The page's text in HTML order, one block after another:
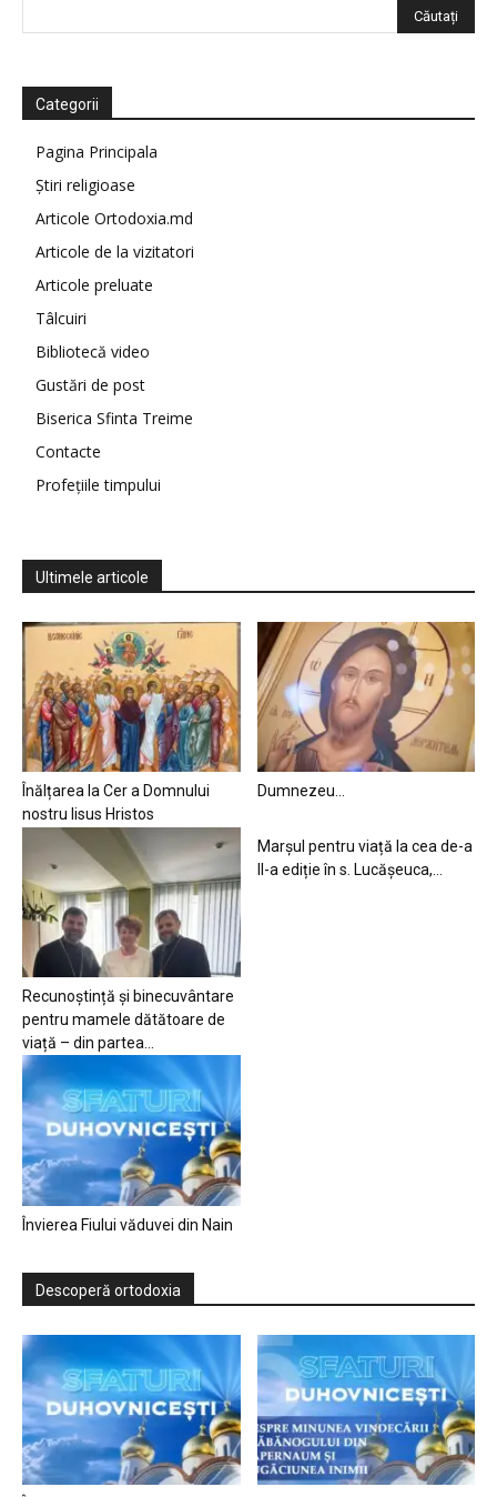
Categorii
Pagina Principala
Știri religioase
Articole Ortodoxia.md
Articole de la vizitatori
Articole preluate
Tâlcuiri
Bibliotecă video
Gustări de post
Biserica Sfinta Treime
Contacte
Profețiile timpului
Ultimele articole
Înălțarea la Cer a Domnului
nostru Iisus Hristos
Dumnezeu…
Recunoștință și binecuvântare
pentru mamele dătătoare de
viață – din partea...
Marșul pentru viață la cea de-a
II-a ediție în s. Lucășeuca,...
Învierea Fiului văduvei din Nain
Descoperă ortodoxia